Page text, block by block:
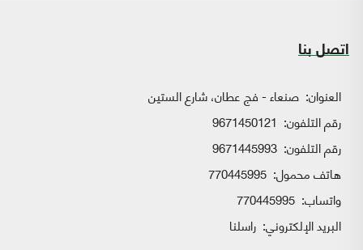
اتصل بنا
العنوان: صنعاء - فج عطان، شارع الستين
رقم التلفون: 9671450121
رقم التلفون: 9671445993
هاتف محمول: 770445995
واتساب:
البريد الإلكتروني: راسلنا